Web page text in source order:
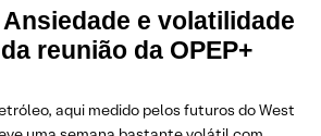
e volatilidade
reunião da OPEP+
aqui medido pelos futuros do West